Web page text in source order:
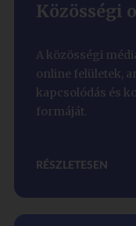
Közösségi
A közösségi
online felületek,
kapcsolódás és
formáját.
RÉSZLETESEN